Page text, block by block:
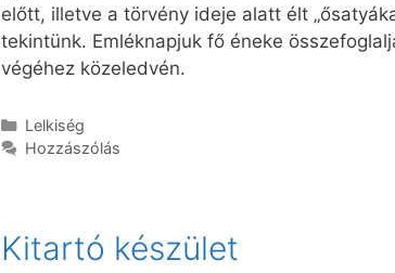
előtt, illetve a törvény ideje alatt élt
tekintünk. Emléknapjuk fő éneke
végéhez közeledvén.
Kategória
Lelkiség
Hozzászólás
Kitartó készület